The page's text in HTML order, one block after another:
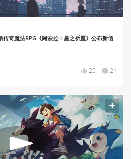
奇魔法RPG《阿索拉：星之祈愿》公布新信
25 21